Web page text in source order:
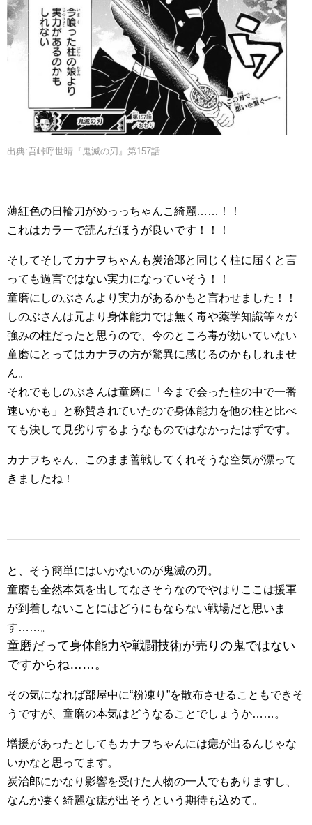
出典:吾峠呼世晴『鬼滅の刃』第157話
薄紅色の日輪刀がめっっちゃんこ綺麗……！！
これはカラーで読んだほうが良いです！！！
そしてそしてカナヲちゃんも炭治郎と同じく柱に届くと言
っても過言ではない実力になっていそう！！
童磨にしのぶさんより実力があるかもと言わせました！！
しのぶさんは元より身体能力では無く毒や薬学知識等々が
強みの柱だったと思うので、今のところ毒が効いていない
童磨にとってはカナヲの方が驚異に感じるのかもしれませ
ん。
それでもしのぶさんは童磨に「今まで会った柱の中で一番
速いかも」と称賛されていたので身体能力を他の柱と比べ
ても決して見劣りするようなものではなかったはずです。
カナヲちゃん、このまま善戦してくれそうな空気が漂って
きましたね！
と、そう簡単にはいかないのが鬼滅の刃。
童磨も全然本気を出してなさそうなのでやはりここは援軍
が到着しないことにはどうにもならない戦場だと思いま
す……。
童磨だって身体能力や戦闘技術が売りの鬼ではない
ですからね……。
その気になれば部屋中に“粉凍り”を散布させることもできそ
うですが、童磨の本気はどうなることでしょうか……。
増援があったとしてもカナヲちゃんには痣が出るんじゃな
いかなと思ってます。
炭治郎にかなり影響を受けた人物の一人でもありますし、
なんか凄く綺麗な痣が出そうという期待も込めて。